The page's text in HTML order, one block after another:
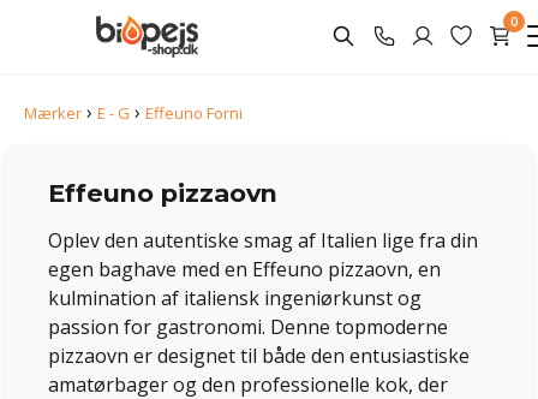
0
Mærker › E - G › Effeuno Forni
Effeuno pizzaovn
Oplev den autentiske smag af Italien lige fra din
egen baghave med en Effeuno pizzaovn, en
kulmination af italiensk ingeniørkunst og
passion for gastronomi. Denne topmoderne
pizzaovn er designet til både den entusiastiske
amatørbager og den professionelle kok, der